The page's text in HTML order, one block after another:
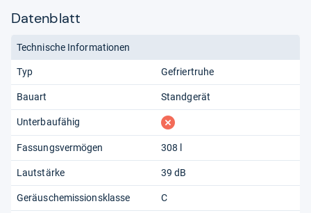
Datenblatt
Technische Informationen
Typ Gefriertruhe
Bauart Standgerät
Unterbaufähig fehlt
Fassungsvermögen 308 l
Lautstärke 39 dB
Geräuschemissionsklasse C